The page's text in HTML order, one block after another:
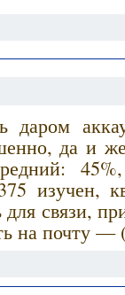
даром
да и
изучен,
связи,
на почту —